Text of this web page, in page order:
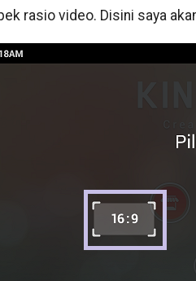
rasio video. Disini saya